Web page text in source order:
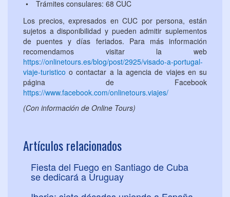
Trámites consulares: 68 CUC
Los precios, expresados en CUC por persona, están
sujetos a disponibilidad y pueden admitir suplementos
de puentes y días feriados. Para más información
recomendamos visitar la web
https://onlinetours.es/blog/post/2925/visado-a-portugal-
viaje-turistico o contactar a la agencia de viajes en su
página de Facebook
https://www.facebook.com/onlinetours.viajes/
(Con información de Online Tours)
Artículos relacionados
Fiesta del Fuego en Santiago de Cuba
se dedicará a Uruguay